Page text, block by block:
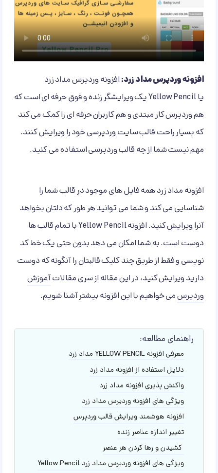
افزونه وردپرس مداد زرد:افزونه وردپرس مداد زرد
یا Yellow Pencil یک ویرایشگر زنده و فوق حرفه ای است که
هم وردپرس کار مبتدی و هم کاربران حرفه ای را کمک می کند
که بسیار راحت قالب سایت وردپرسی خود را ویرایش کنند.
مهم نیست شما از چه قالب وردپرسی استفاده می کنید.
افزونه مداد زرد همه فایل های موجود در قالب شما را
شناسایی می کند و شما می توانید هر طور که دلتان بخواهد
آنرا ویرایش کنید. افزونه Yellow Pencil با تمام قالب ها
دوست است. به شما امکان می دهد بدون حتی یک خط کد
نویسی و فقط از طریق چند کلیک قالبتان را آنگونه که دوست
دارید ویرایش کنید، در این مقاله از سری مقالاتآموزش
وردپرسمی خواهیم با این افزونه بیشتر آشنا شویم.
راهنمای مطالعه:
معرفی افزونه YELLOW PENCIL مداد زرد
دلایل استفاده از افزونه مداد زرد
واکنش پذیری افزونه مداد زرد
ویژگی های افزونه وردپرس مداد زرد
افزونه هوشمند ویرایش قالب وردپرس
تغییر اندازه عناصر زنده
کشیدن و رها کردن هر عنصر
ویژگی های افزونه وردپرس مداد زرد Yellow Pencil